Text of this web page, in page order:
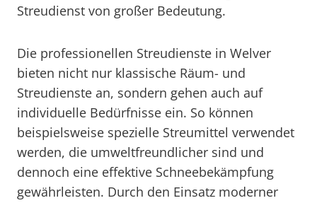
Streudienst von großer Bedeutung.
Die professionellen Streudienste in Welver
bieten nicht nur klassische Räum- und
Streudienste an, sondern gehen auch auf
individuelle Bedürfnisse ein. So können
beispielsweise spezielle Streumittel verwendet
werden, die umweltfreundlicher sind und
dennoch eine effektive Schneebekämpfung
gewährleisten. Durch den Einsatz moderner